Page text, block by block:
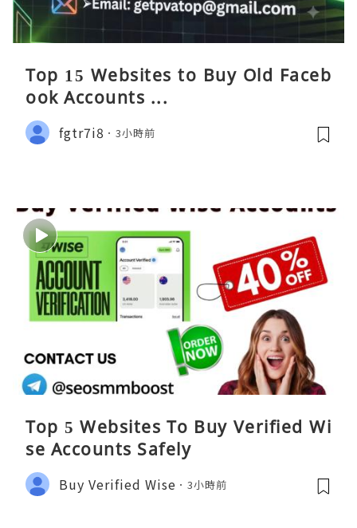
Top 15 Websites to Buy Old Faceb
ook Accounts ...
fgtr7i8 3小時前
Top 5 Websites To Buy Verified Wi
se Accounts Safely
Buy Verified Wise 3小時前